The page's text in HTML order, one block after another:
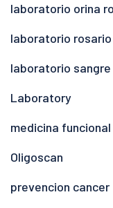
laboratorio orina
laboratorio
laboratorio
Laboratory
medicina funcional
Oligoscan
prevencion cancer